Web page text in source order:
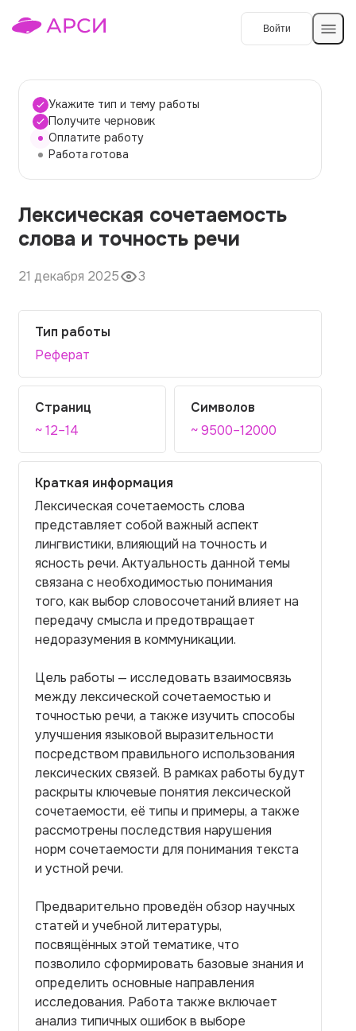
Войти
Темы работ
О сервисе
О компании
Наши гарантии
Порядок оплаты
Вопросы и ответы
Отзывы
Контакты
Укажите тип и тему работы
Получите черновик
Оплатите работу
Работа готова
Лексическая сочетаемость
слова и точность речи
21 декабря 2025 3
Тип работы
Реферат
Страниц
~ 12–14
Символов
~ 9500–12000
Краткая информация
Лексическая сочетаемость слова
представляет собой важный аспект
лингвистики, влияющий на точность и
ясность речи. Актуальность данной темы
связана с необходимостью понимания
того, как выбор словосочетаний влияет на
передачу смысла и предотвращает
недоразумения в коммуникации.
Цель работы — исследовать взаимосвязь
между лексической сочетаемостью и
точностью речи, а также изучить способы
улучшения языковой выразительности
посредством правильного использования
лексических связей. В рамках работы будут
раскрыты ключевые понятия лексической
сочетаемости, её типы и примеры, а также
рассмотрены последствия нарушения
норм сочетаемости для понимания текста
и устной речи.
Предварительно проведён обзор научных
статей и учебной литературы,
посвящённых этой тематике, что
позволило сформировать базовые знания и
определить основные направления
исследования. Работа также включает
анализ типичных ошибок в выборе